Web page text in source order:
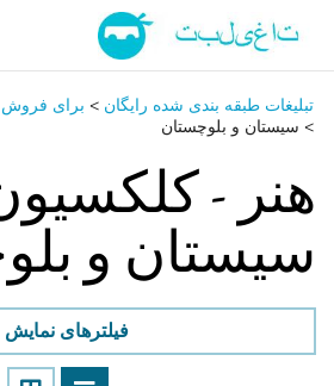
تبلیغات طبقه بندی شده رایگان > برای فروش
> سیستان و بلوچستان
هنر -
سیستان و
فیلترهای نمایش